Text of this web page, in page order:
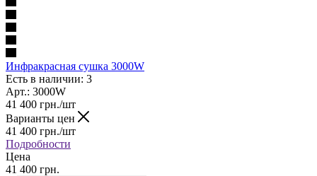
Инфракрасная сушка 3000W
Есть в наличии: 3
Арт.: 3000W
41 400 грн./шт
Варианты цен
41 400 грн./шт
Подробности
Цена
41 400 грн.